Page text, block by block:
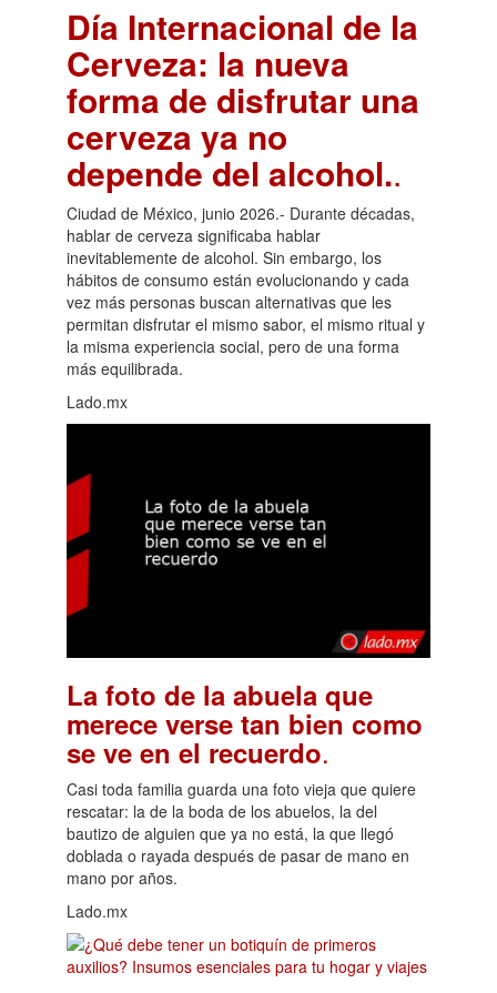
Día Internacional de la
Cerveza: la nueva
forma de disfrutar una
cerveza ya no
depende del alcohol..
Ciudad de México, junio 2026.- Durante décadas,
hablar de cerveza significaba hablar
inevitablemente de alcohol. Sin embargo, los
hábitos de consumo están evolucionando y cada
vez más personas buscan alternativas que les
permitan disfrutar el mismo sabor, el mismo ritual y
la misma experiencia social, pero de una forma
más equilibrada.
Lado.mx
La foto de la abuela que
merece verse tan bien como
se ve en el recuerdo.
Casi toda familia guarda una foto vieja que quiere
rescatar: la de la boda de los abuelos, la del
bautizo de alguien que ya no está, la que llegó
doblada o rayada después de pasar de mano en
mano por años.
Lado.mx